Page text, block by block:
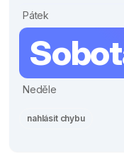
Pátek
Neděle
nahlásit chybu